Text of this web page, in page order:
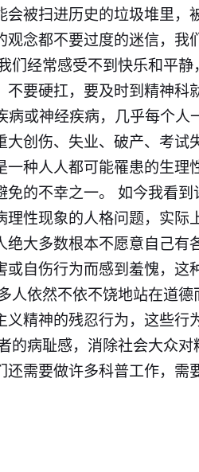
被扫进历史的垃圾堆里，
念都不要过度的迷信，我
们经常感受不到快乐和平
要硬扛，要及时到精神科
或神经疾病，几乎每个人
创伤、失业、破产、考试
种人人都可能罹患的生理
的不幸之一。 如今我看
性现象的人格问题，实际
大多数根本不愿意自己有
自伤行为而感到羞愧，这
人依然不依不饶地站在道
精神的残忍行为，这些行
的病耻感，消除社会大众对
需要做许多科普工作，需